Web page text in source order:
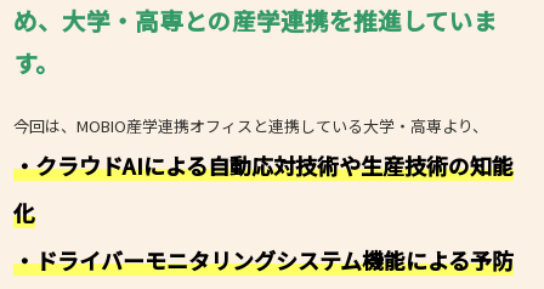
め、大学・高専との産学連携を推進していま
す。
今回は、MOBIO産学連携オフィスと連携している大学・高専より、
・クラウドAIによる自動応対技術や生産技術の知能
化
・ドライバーモニタリングシステム機能による予防